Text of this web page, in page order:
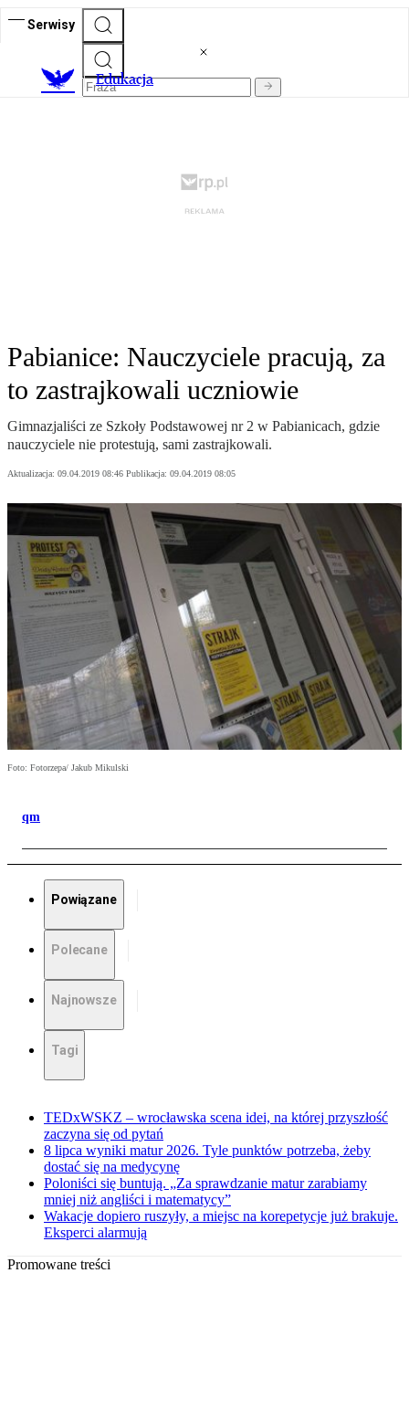
Serwisy
Edukacja
Pabianice: Nauczyciele pracują, za
to zastrajkowali uczniowie
Gimnazjaliści ze Szkoły Podstawowej nr 2 w Pabianicach, gdzie
nauczyciele nie protestują, sami zastrajkowali.
Aktualizacja: 09.04.2019 08:46 Publikacja: 09.04.2019 08:05
Foto: Fotorzepa/ Jakub Mikulski
qm
Powiązane
Polecane
Najnowsze
Tagi
TEDxWSKZ – wrocławska scena idei, na której przyszłość
zaczyna się od pytań
8 lipca wyniki matur 2026. Tyle punktów potrzeba, żeby
dostać się na medycynę
Poloniści się buntują. „Za sprawdzanie matur zarabiamy
mniej niż angliści i matematycy”
Wakacje dopiero ruszyły, a miejsc na korepetycje już brakuje.
Eksperci alarmują
Promowane treści